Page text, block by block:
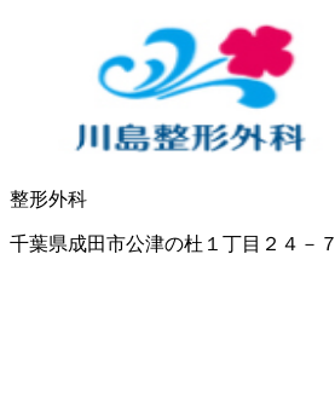
整形外科
千葉県成田市公津の杜１丁目２４－７